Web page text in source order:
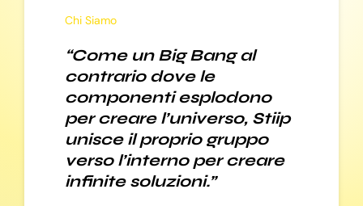
Chi Siamo
“Come un Big Bang al
contrario dove le
componenti esplodono
per creare l’universo, Stiip
unisce il proprio gruppo
verso l’interno per creare
infinite soluzioni.”